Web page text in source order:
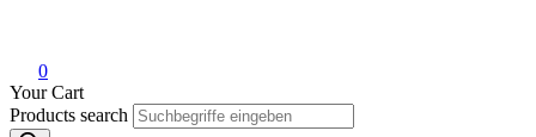
0
Your Cart
Products search